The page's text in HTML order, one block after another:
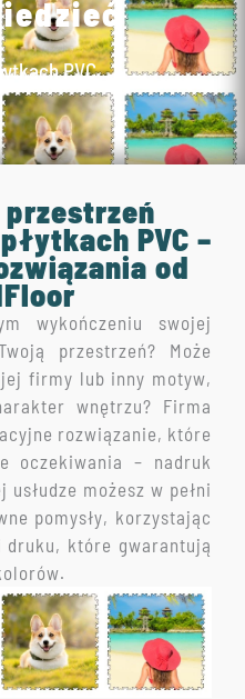
PVC
przestrzeń
PVC –
od
wykończeniu swojej
przestrzeń? Może
firmy lub inny motyw,
wnętrzu? Firma
rozwiązanie, które
oczekiwania – nadruk
usłudze możesz w pełni
pomysły, korzystając
druku, które gwarantują